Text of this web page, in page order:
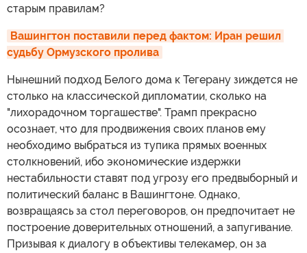
старым правилам?
Вашингтон поставили перед фактом: Иран решил
судьбу Ормузского пролива
Нынешний подход Белого дома к Тегерану зиждется не
столько на классической дипломатии, сколько на
"лихорадочном торгашестве". Трамп прекрасно
осознает, что для продвижения своих планов ему
необходимо выбраться из тупика прямых военных
столкновений, ибо экономические издержки
нестабильности ставят под угрозу его предвыборный и
политический баланс в Вашингтоне. Однако,
возвращаясь за стол переговоров, он предпочитает не
построение доверительных отношений, а запугивание.
Призывая к диалогу в объективы телекамер, он за